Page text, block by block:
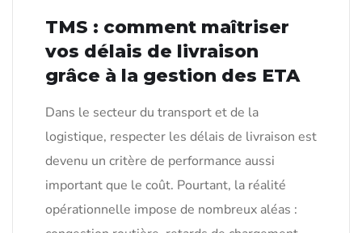
TMS : comment maîtriser
vos délais de livraison
grâce à la gestion des ETA
Dans le secteur du transport et de la
logistique, respecter les délais de livraison est
devenu un critère de performance aussi
important que le coût. Pourtant, la réalité
opérationnelle impose de nombreux aléas :